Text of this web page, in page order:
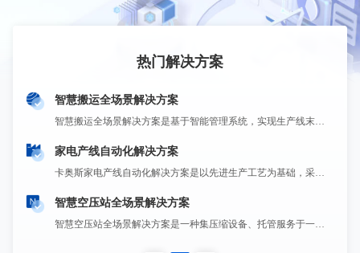
热门解决方案
智慧搬运全场景解决方案
智慧搬运全场景解决方案是基于智能管理系统，实现生产线末端到发货的全流程、软硬一体的“搬运-码垛-装卸”综合解决方案。以包装、码垛、装车、后段搬运4大基础场景，提供标准化模块产品，布局云端能力，延展面向不同行业的高效率、高适配、高稳定解决方案。
家电产线自动化解决方案
卡奥斯家电产线自动化解决方案是以先进生产工艺为基础，采用先进的激光焊接技术，提供具有自我诊断与调整的智能生产系统，实现多规格产品的兼容性生产、自动化和高节拍快速生产。聚焦冲压、注塑、钣金成型、激光焊接、机器人应用等，拥有30多年家电自动化产线经验，多条全自动家电产线已经稳定运行超过10年。
智慧空压站全场景解决方案
智慧空压站全场景解决方案是一种集压缩设备、托管服务于一体的服务。客户将压缩设备托管到提供商处，提供商在进行设备的维护、监测及检修，从而保障压缩空气设备的平稳运行。压缩空气托管可以大大延长压缩机的寿命，减少设备方面的开支，提高效率。